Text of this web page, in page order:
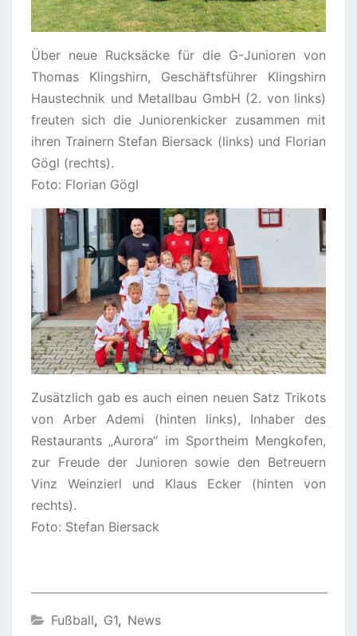
Über neue Rucksäcke für die G-Junioren von
Thomas Klingshirn, Geschäftsführer Klingshirn
Haustechnik und Metallbau GmbH (2. von links)
freuten sich die Juniorenkicker zusammen mit
ihren Trainern Stefan Biersack (links) und Florian
Gögl (rechts).
Foto: Florian Gögl
Zusätzlich gab es auch einen neuen Satz Trikots
von Arber Ademi (hinten links), Inhaber des
Restaurants „Aurora“ im Sportheim Mengkofen,
zur Freude der Junioren sowie den Betreuern
Vinz Weinzierl und Klaus Ecker (hinten von
rechts).
Foto: Stefan Biersack
Fußball, G1, News